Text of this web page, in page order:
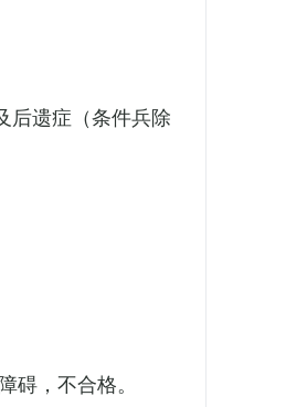
后遗症（条件兵除
，不合格。